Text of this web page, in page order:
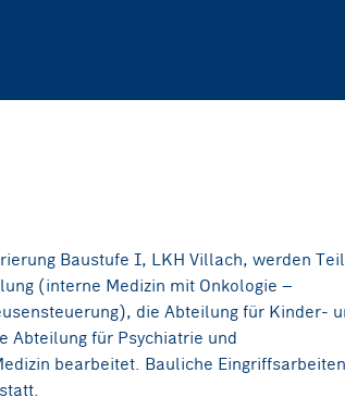
Baustufe I, LKH Villach, werden
(interne Medizin mit Onkologie –
die Abteilung für Kinder-
Abteilung für Psychiatrie und
bearbeitet. Bauliche Eingriffsarbeiten